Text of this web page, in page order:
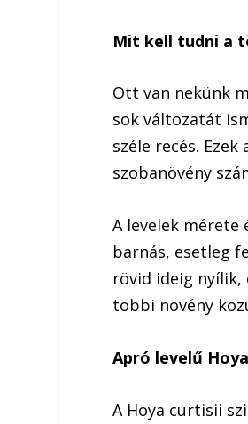
Mit kell tudni a
Ott van nekünk
sok változatát
széle recés.
szobanövény
A levelek mérete
barnás, esetleg
rövid ideig nyílik,
többi növény
Apró levelű Hoya
A Hoya curtisii